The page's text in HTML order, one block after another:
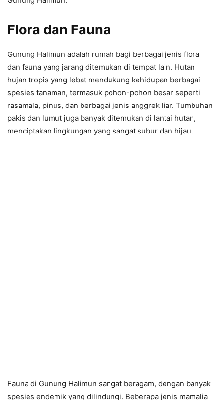
Flora dan Fauna
Gunung Halimun adalah rumah bagi berbagai jenis flora
dan fauna yang jarang ditemukan di tempat lain. Hutan
hujan tropis yang lebat mendukung kehidupan berbagai
spesies tanaman, termasuk pohon-pohon besar seperti
rasamala, pinus, dan berbagai jenis anggrek liar. Tumbuhan
pakis dan lumut juga banyak ditemukan di lantai hutan,
menciptakan lingkungan yang sangat subur dan hijau.
Fauna di Gunung Halimun sangat beragam, dengan banyak
spesies endemik yang dilindungi. Beberapa jenis mamalia